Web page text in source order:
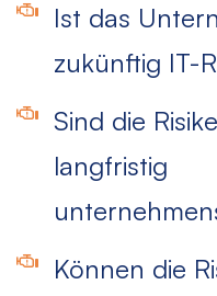
Ist das
zukünftig IT-
Sind die
langfristig
Können die